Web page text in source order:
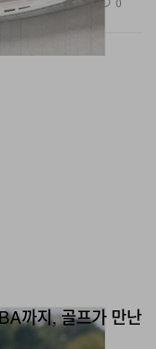
까지, 골프가 만난